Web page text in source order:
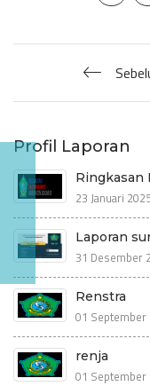
Profil Laporan
Ringkasan
23 Januari
Laporan
31 Desember
Renstra
01 September
renja
01 September